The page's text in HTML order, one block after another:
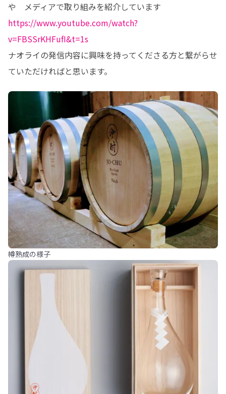
や　メディアで取り組みを紹介しています
https://www.youtube.com/watch?
v=FBSSrKHFufI&t=1s
ナオライの発信内容に興味を持ってくださる方と繋がらせ
ていただければと思います。
樽熟成の様子